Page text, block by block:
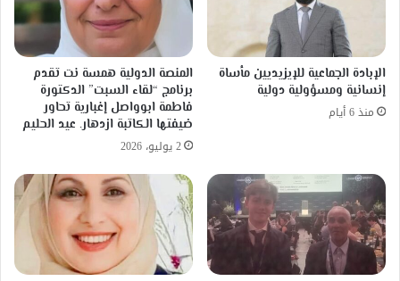
الإبادة الجماعية للإيزيديين مأساة
إنسانية ومسؤولية دولية
منذ 6 أيام
المنصة الدولية همسة نت تقدم
برنامج “لقاء السبت” الدكتورة
فاطمة ابوواصل إغبارية تحاور
ضيفتها الكاتبة ازدهار. عيد الحليم
2 يوليو، 2026